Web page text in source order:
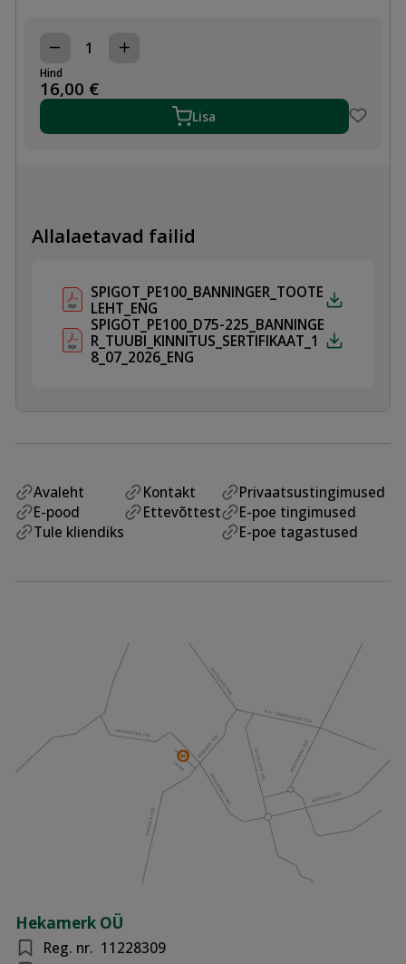
PE
PÕLV
90°
PIKK
PE100,
Hind
16,00 €
Lisa
Allalaetavad failid
SPIGOT_PE100_BANNINGER_TOOTE
LEHT_ENG
SPIGOT_PE100_D75-225_BANNINGE
R_TUUBI_KINNITUS_SERTIFIKAAT_1
8_07_2026_ENG
Avaleht
E-pood
Tule kliendiks
Kontakt
Ettevõttest
Privaatsustingimused
E-poe tingimused
E-poe tagastused
Hekamerk OÜ
Reg. nr. 11228309